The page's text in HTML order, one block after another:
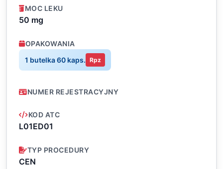
MOC LEKU
50 mg
OPAKOWANIA
1 butelka 60 kaps. Rpz
NUMER REJESTRACYJNY
KOD ATC
L01ED01
TYP PROCEDURY
CEN